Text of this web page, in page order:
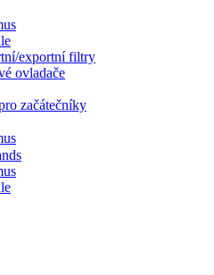
exportní filtry
ovladače
začátečníky